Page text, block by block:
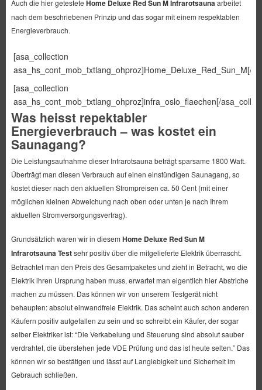
Auch die hier getestete Home Deluxe Red Sun M Infrarotsauna arbeitet
nach dem beschriebenen Prinzip und das sogar mit einem respektablen
Energieverbrauch.
[asa_collection
asa_hs_cont_mob_txtlang_ohproz]Home_Deluxe_Red_Sun_M[/
[asa_collection
asa_hs_cont_mob_txtlang_ohproz]infra_oslo_flaechen[/
Was heisst repektabler
Energieverbrauch – was kostet ein
Saunagang?
Die Leistungsaufnahme dieser Infrarotsauna beträgt sparsame 1800 Watt.
Überträgt man diesen Verbrauch auf einen einstündigen Saunagang, so
kostet dieser nach den aktuellen Strompreisen ca. 50 Cent (mit einer
möglichen kleinen Abweichung nach oben oder unten je nach Ihrem
aktuellen Stromversorgungsvertrag).
Grundsätzlich waren wir in diesem Home Deluxe Red Sun M
Infrarotsauna Testsehr positiv über die mitgelieferte Elektrik überrascht.
Betrachtet man den Preis des Gesamtpaketes und zieht in Betracht, wo die
Elektrik ihren Ursprung haben muss, erwartet man eigentlich hier Abstriche
machen zu müssen. Das können wir von unserem Testgerät nicht
behaupten: absolut einwandfreie Elektrik. Das scheint auch schon anderen
Käufern positiv aufgefallen zu sein und so schreibt ein Käufer, der sogar
selber Elektriker ist: “Die Verkabelung und Steuerung sind absolut sauber
verdrahtet, die überstehen jede VDE Prüfung und das ist heute selten.” Das
können wir so bestätigen und lässt auf Langlebigkeit und Sicherheit im
Gebrauch schließen.